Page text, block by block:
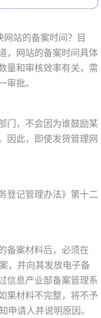
站的备案时间？目
，网站的备案时间具体
量和审核效率有关，需
批。
门，不会因为谁鼓励某
因此，即使发货管理网
登记管理办法》第十二
备案材料后，必须在
，并向其发放电子备
信息产业部备案管理系
果材料不完整，将不予
申请人并说明原因。